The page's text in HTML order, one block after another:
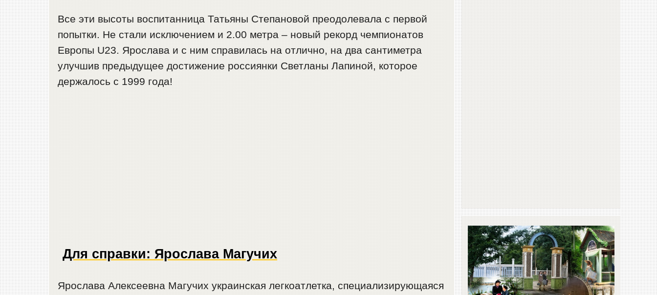
Все эти высоты воспитанница Татьяны Степановой преодолевала с первой
попытки. Не стали исключением и 2.00 метра – новый рекорд чемпионатов
Европы U23. Ярослава и с ним справилась на отлично, на два сантиметра
улучшив предыдущее достижение россиянки Светланы Лапиной, которое
держалось с 1999 года!
Для справки: Ярослава Магучих
Ярослава Алексеевна Магучих украинская легкоатлетка, специализирующаяся